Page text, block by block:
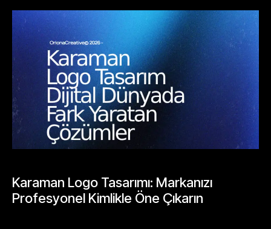
Karaman Logo Tasarımı: Markanızı
Profesyonel Kimlikle Öne Çıkarın